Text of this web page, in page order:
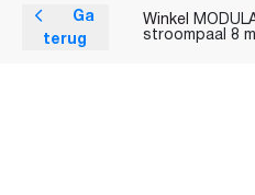
terug
Winkel
stroompaal 8